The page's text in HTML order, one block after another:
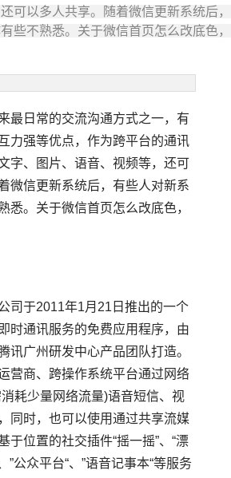
可以多人共享。随着微信更新系统后，
些不熟悉。关于微信首页怎么改底色，
日常的交流沟通方式之一，有
力强等优点，作为跨平台的通讯
字、图片、语音、视频等，还可
微信更新系统后，有些人对新系
悉。关于微信首页怎么改底色，
于2011年1月21日推出的一个
时通讯服务的免费应用程序，由
讯广州研发中心产品团队打造。
营商、跨操作系统平台通过网络
耗少量网络流量)语音短信、视
同时，也可以使用通过共享流媒
于位置的社交插件“摇一摇”、“漂
”公众平台“、”语音记事本“等服务